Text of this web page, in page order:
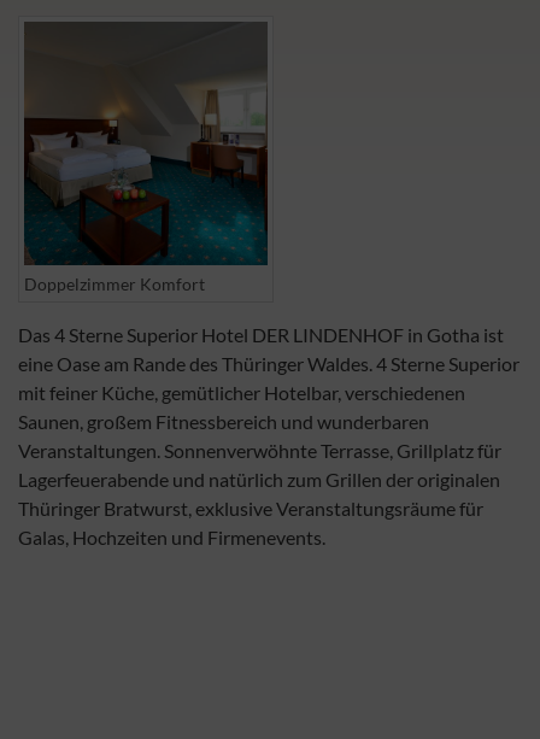
Doppelzimmer Komfort
Das 4 Sterne Superior Hotel DER LINDENHOF in Gotha ist
eine Oase am Rande des Thüringer Waldes. 4 Sterne Superior
mit feiner Küche, gemütlicher Hotelbar, verschiedenen
Saunen, großem Fitnessbereich und wunderbaren
Veranstaltungen. Sonnenverwöhnte Terrasse, Grillplatz für
Lagerfeuerabende und natürlich zum Grillen der originalen
Thüringer Bratwurst, exklusive Veranstaltungsräume für
Galas, Hochzeiten und Firmenevents.